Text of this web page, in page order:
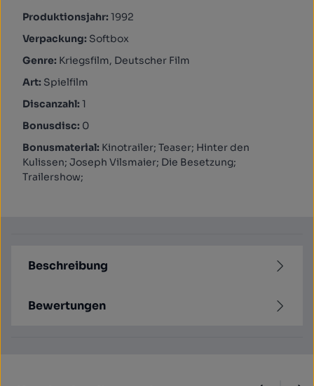
Produktionsjahr: 1992
Verpackung: Softbox
Genre: Kriegsfilm, Deutscher Film
Art: Spielfilm
Discanzahl: 1
Bonusdisc: 0
Bonusmaterial: Kinotrailer; Teaser; Hinter den
Kulissen; Joseph Vilsmaier; Die Besetzung;
Trailershow;
Beschreibung
Bewertungen